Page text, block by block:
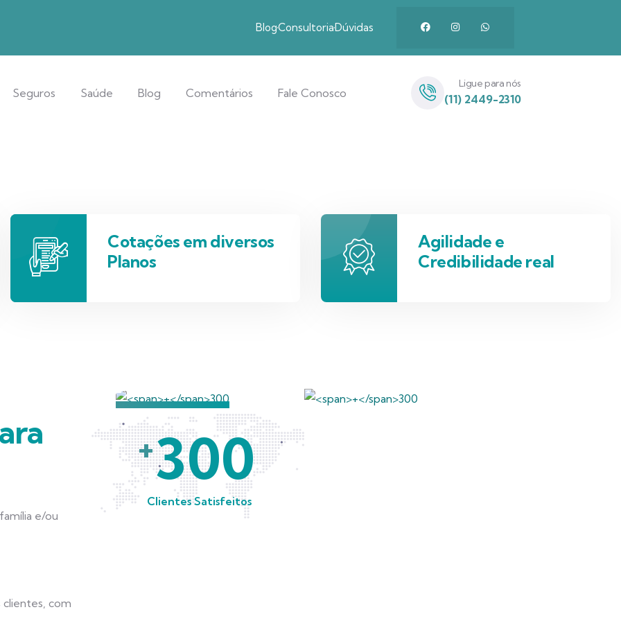
BlogConsultoriaDúvidas
Seguros Saúde Blog Comentários Fale Conosco
Ligue para nós
(11) 2449-2310
Cotações em diversos
Planos
Agilidade e
Credibilidade real
e/ou
clientes, com
+300
Clientes Satisfeitos